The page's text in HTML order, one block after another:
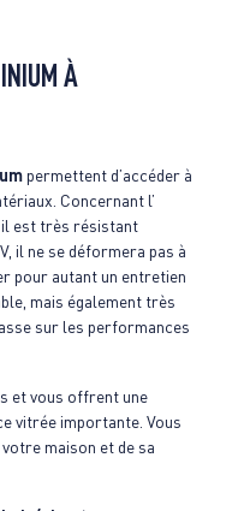
À
permettent d’accéder à
Concernant l’
il est très résistant
il ne se déformera pas à
pour autant un entretien
mais également très
sur les performances
et vous offrent une
vitrée importante. Vous
maison et de sa